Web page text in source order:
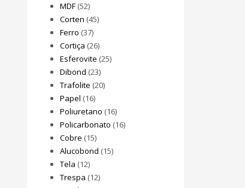
MDF(52)
Corten (45)
Ferro (37)
Cortiça (26)
Esferovite (25)
Dibond (23)
Trafolite (20)
Papel (16)
Poliuretano (16)
Policarbonato (16)
Cobre (15)
Alucobond (15)
Tela (12)
Trespa (12)